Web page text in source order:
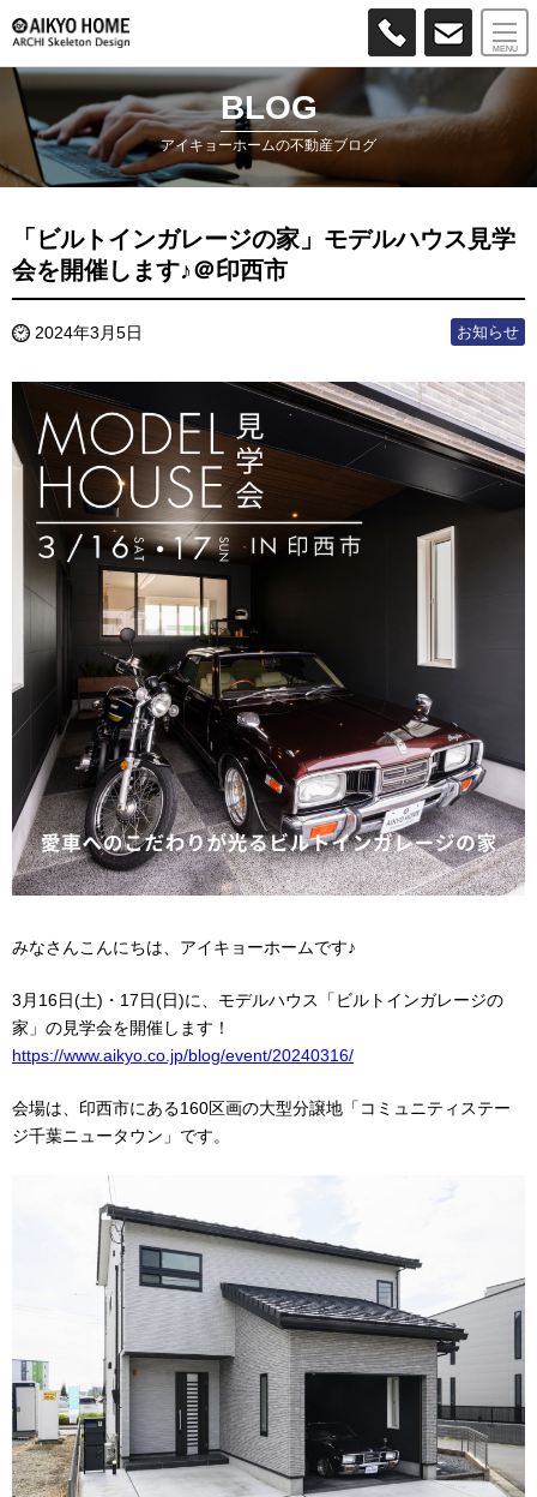
BLOG
アイキョーホームの不動産ブログ
「ビルトインガレージの家」モデルハウス見学
会を開催します♪＠印西市
2024年3月5日 お知らせ
みなさんこんにちは、アイキョーホームです♪
3月16日(土)・17日(日)に、モデルハウス「ビルトインガレージの
家」の見学会を開催します！
https://www.aikyo.co.jp/blog/event/20240316/
会場は、印西市にある160区画の大型分譲地「コミュニティステー
ジ千葉ニュータウン」です。
MENU